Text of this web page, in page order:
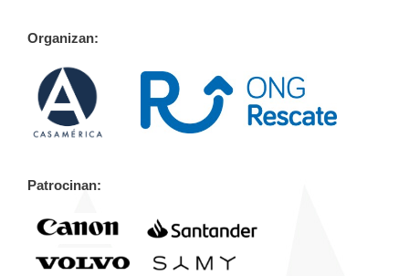
Organizan:
Patrocinan: